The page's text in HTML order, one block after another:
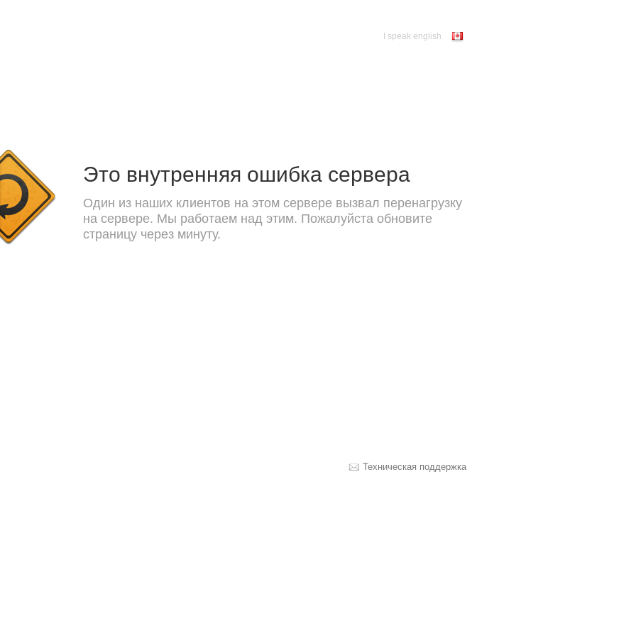
I speak english
Это внутренняя ошибка сервера
Один из наших клиентов на этом сервере вызвал перенагрузку
на сервере. Мы работаем над этим. Пожалуйста обновите
страницу через минуту.
Техническая поддержка